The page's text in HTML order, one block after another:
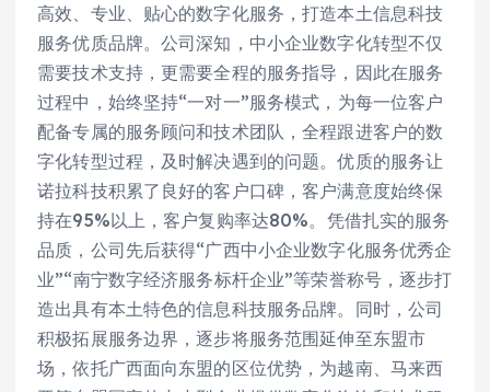
高效、专业、贴心的数字化服务，打造本土信息科技
服务优质品牌。公司深知，中小企业数字化转型不仅
需要技术支持，更需要全程的服务指导，因此在服务
过程中，始终坚持“一对一”服务模式，为每一位客户
配备专属的服务顾问和技术团队，全程跟进客户的数
字化转型过程，及时解决遇到的问题。优质的服务让
诺拉科技积累了良好的客户口碑，客户满意度始终保
持在95%以上，客户复购率达80%。凭借扎实的服务
品质，公司先后获得“广西中小企业数字化服务优秀企
业”“南宁数字经济服务标杆企业”等荣誉称号，逐步打
造出具有本土特色的信息科技服务品牌。同时，公司
积极拓展服务边界，逐步将服务范围延伸至东盟市
场，依托广西面向东盟的区位优势，为越南、马来西